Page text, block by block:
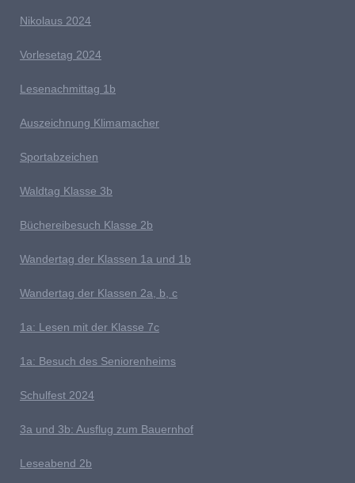
Nikolaus 2024
Vorlesetag 2024
Lesenachmittag 1b
Auszeichnung Klimamacher
Sportabzeichen
Waldtag Klasse 3b
Büchereibesuch Klasse 2b
Wandertag der Klassen 1a und 1b
Wandertag der Klassen 2a, b, c
1a: Lesen mit der Klasse 7c
1a: Besuch des Seniorenheims
Schulfest 2024
3a und 3b: Ausflug zum Bauernhof
L eseabend 2b